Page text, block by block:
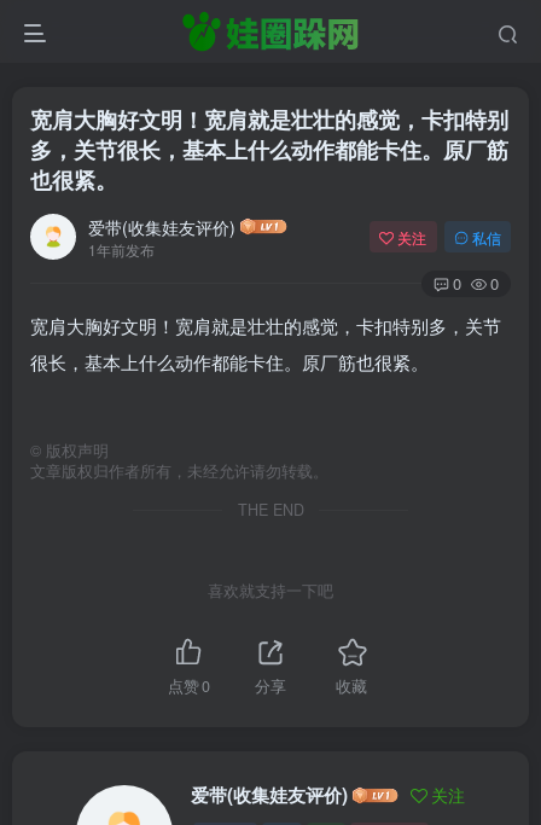
宽肩大胸好文明！宽肩就是壮壮的感觉，卡扣特别
多，关节很长，基本上什么动作都能卡住。原厂筋
也很紧。
爱带(收集娃友评价)
1年前发布
关注 私信
0 0
宽肩大胸好文明！宽肩就是壮壮的感觉，卡扣特别多，关节
很长，基本上什么动作都能卡住。原厂筋也很紧。
© 版权声明
文章版权归作者所有，未经允许请勿转载。
THE END
喜欢就支持一下吧
点赞0 分享 收藏
爱带(收集娃友评价) 关注